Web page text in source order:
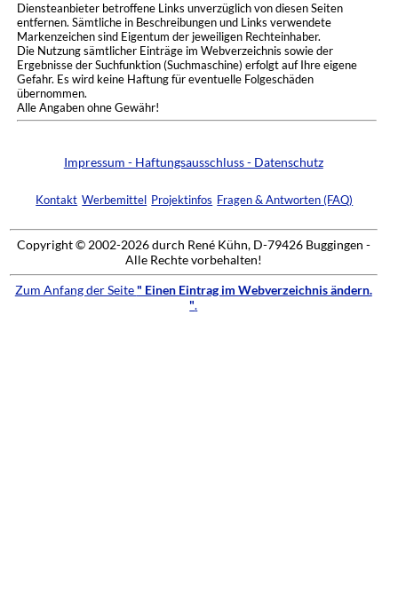
Diensteanbieter betroffene Links unverzüglich von diesen Seiten
entfernen. Sämtliche in Beschreibungen und Links verwendete
Markenzeichen sind Eigentum der jeweiligen Rechteinhaber.
Die Nutzung sämtlicher Einträge im Webverzeichnis sowie der
Ergebnisse der Suchfunktion (Suchmaschine) erfolgt auf Ihre eigene
Gefahr. Es wird keine Haftung für eventuelle Folgeschäden
übernommen.
Alle Angaben ohne Gewähr!
Impressum - Haftungsausschluss - Datenschutz
Kontakt Werbemittel Projektinfos Fragen & Antworten (FAQ)
Copyright © 2002-2026 durch René Kühn, D-79426 Buggingen -
Alle Rechte vorbehalten!
Zum Anfang der Seite " Einen Eintrag im Webverzeichnis ändern.
".